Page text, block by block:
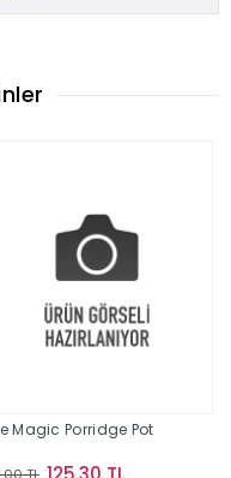
Magic Porridge Pot